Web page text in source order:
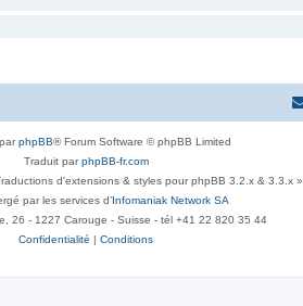
phpBB® Forum Software © phpBB Limited
Traduit parphpBB-fr.com
d'extensions & styles pour phpBB 3.2.x & 3.3.x »
par les services d’Infomaniak Network SA
26 - 1227 Carouge - Suisse - tél +41 22 820 35 44
Confidentialité | Conditions